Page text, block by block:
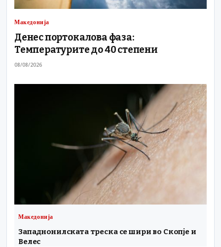
Македонија
Денес портокалова фаза:
Температурите до 40 степени
08/08/2026
Македонија
Западнонилската треска се шири во Скопје и
Велес